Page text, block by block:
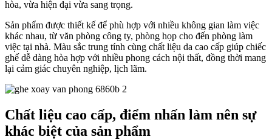
hòa, vừa hiện đại vừa sang trọng.
Sản phẩm được thiết kế để phù hợp với nhiều không gian làm việc
khác nhau, từ văn phòng công ty, phòng họp cho đến phòng làm
việc tại nhà. Màu sắc trung tính cùng chất liệu da cao cấp giúp chiếc
ghế dễ dàng hòa hợp với nhiều phong cách nội thất, đồng thời mang
lại cảm giác chuyên nghiệp, lịch lãm.
Chất liệu cao cấp, điểm nhấn làm nên sự
khác biệt của sản phẩm